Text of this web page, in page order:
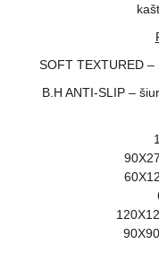
SOFT TEXTURED
B.H ANTI-SLIP –